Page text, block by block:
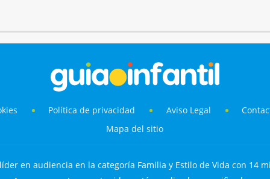
Política de privacidad Aviso Legal
Mapa del sitio
en audiencia en la categoría Familia y Estilo de Vida con 14